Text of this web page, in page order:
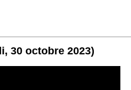
30 octobre 2023)